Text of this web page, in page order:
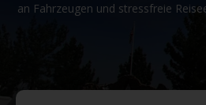
an Fahrzeugen und stressfreie